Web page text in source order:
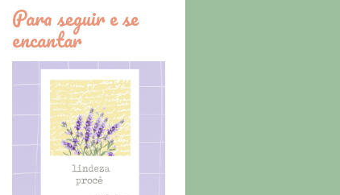
Para seguir e se
encantar